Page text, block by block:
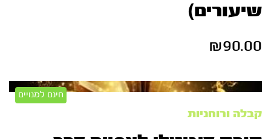
שיעורים)
₪90.00
חינם למנויים
קבלה ורוחניות